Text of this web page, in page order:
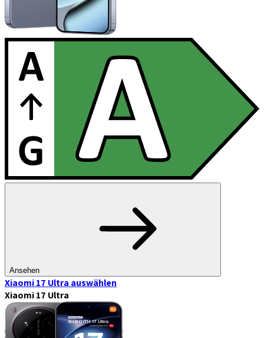
Ansehen
Xiaomi 17 Ultra auswählen
Xiaomi 17 Ultra